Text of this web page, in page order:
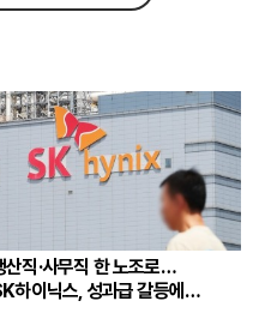
산직·사무직 한 노조로…
하이닉스, 성과급 갈등에